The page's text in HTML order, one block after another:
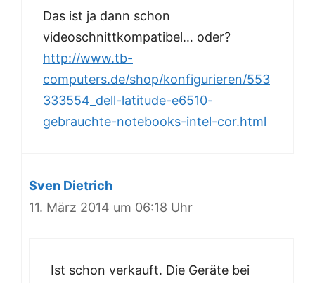
Das ist ja dann schon
videoschnittkompatibel… oder?
http://www.tb-
computers.de/shop/konfigurieren/553
333554_dell-latitude-e6510-
gebrauchte-notebooks-intel-cor.html
Sven Dietrich
11. März 2014 um 06:18 Uhr
Ist schon verkauft. Die Geräte bei